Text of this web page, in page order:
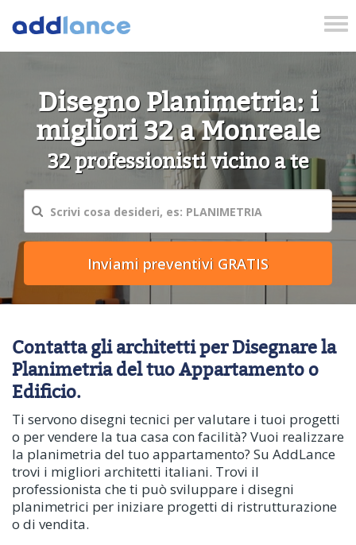
Disegno Planimetria: i
migliori 32 a Monreale
32 professionisti vicino a te
Contatta gli architetti per Disegnare la
Planimetria del tuo Appartamento o
Edificio.
Ti servono disegni tecnici per valutare i tuoi progetti
o per vendere la tua casa con facilità? Vuoi realizzare
la planimetria del tuo appartamento? Su AddLance
trovi i migliori architetti italiani. Trovi il
professionista che ti può sviluppare i disegni
planimetrici per iniziare progetti di ristrutturazione
o di vendita.